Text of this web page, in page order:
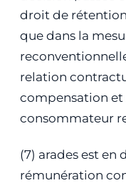
droit de
que dans la
relation
compensation
consommateur
(7) arades est en
rémunération